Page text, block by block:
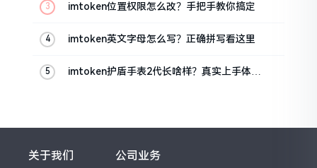
imtoken位置权限怎么改？手把手教你搞定
imtoken英文字母怎么写？正确拼写看这里
imtoken护盾手表2代长啥样？真实上手体验
关于我们 公司业务